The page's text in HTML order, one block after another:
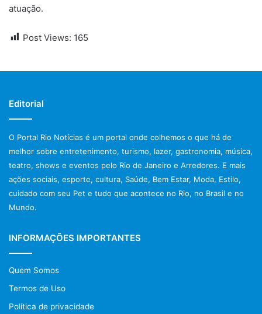
atuação.
Post Views: 165
Editorial
O Portal Rio Notícias é um portal onde colhemos o que há de
melhor sobre entretenimento, turismo, lazer, gastronomia, música,
teatro, shows e eventos pelo Rio de Janeiro e Arredores. E mais
ações sociais, esporte, cultura, Saúde, Bem Estar, Moda, Estilo,
cuidado com seu Pet e tudo que acontece no Rio, no Brasil e no
Mundo.
INFORMAÇÕES IMPORTANTES
Quem Somos
Termos de Uso
Política de privacidade